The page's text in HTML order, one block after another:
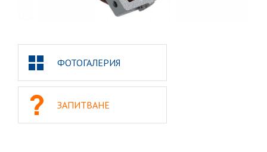
ФОТОГАЛЕРИЯ
ЗАПИТВАНЕ